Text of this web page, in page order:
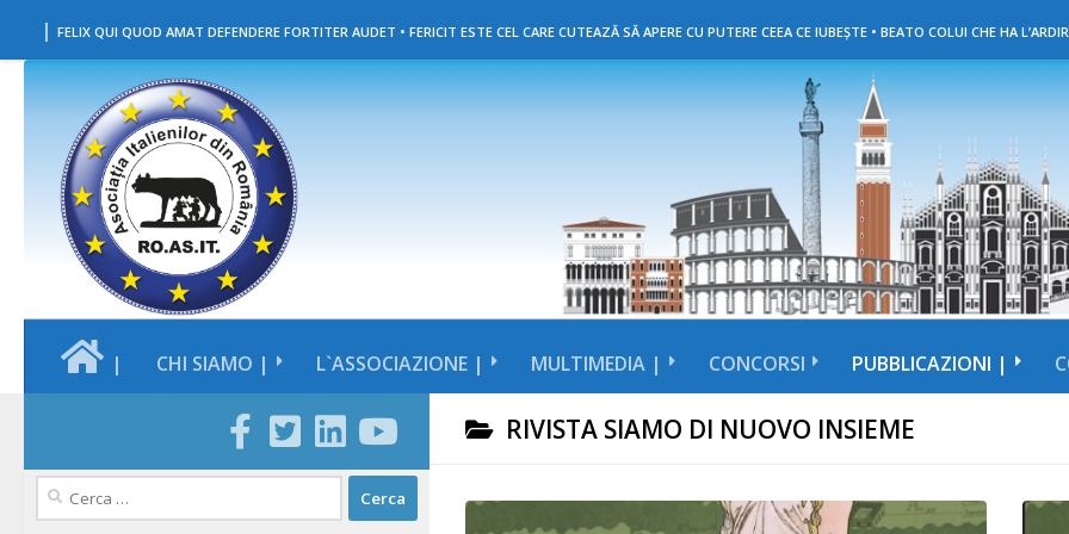
Salta al contenuto
| FELIX QUI QUOD AMAT DEFENDERE FORTITER AUDET • FERICIT ESTE CEL CARE CUTEAZĂ SĂ APERE CU PUTERE CEEA CE IUBEȘTE • BEATO COLUI CHE HA
| CHI SIAMO | L`ASSOCIAZIONE | MULTIMEDIA | CONCORSI PUBBLICAZIONI |
RIVISTA SIAMO DI NUOVO INSIEME
Ricerca